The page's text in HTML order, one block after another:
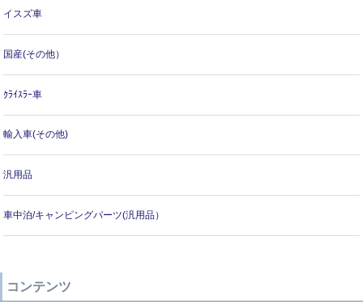
イスズ車
国産(その他）
ｸﾗｲｽﾗｰ車
輸入車(その他)
汎用品
車中泊/キャンピングパーツ(汎用品）
コンテンツ